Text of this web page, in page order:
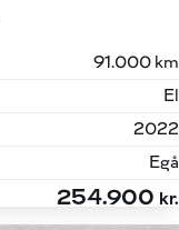
91.000 km
El
2022
Egå
254.900 kr.